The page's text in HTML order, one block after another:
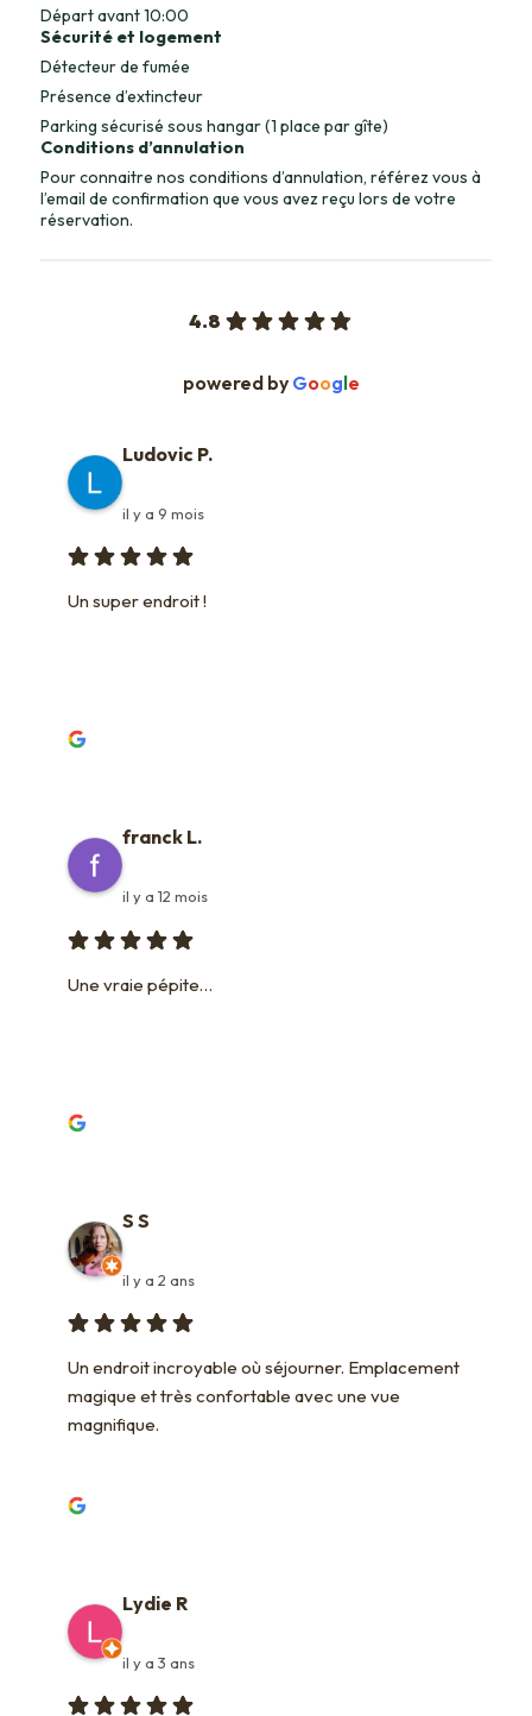
Départ avant 10:00
Sécurité et logement
Détecteur de fumée
Présence d’extincteur
Parking sécurisé sous hangar (1 place par gîte)
Conditions d’annulation
Pour connaitre nos conditions d’annulation, référez vous à
l’email de confirmation que vous avez reçu lors de votre
réservation.
4.8
powered by Google
Ludovic P.
il y a 9 mois
Un super endroit !
franck L.
il y a 12 mois
Une vraie pépite…
S S
il y a 2 ans
Un endroit incroyable où séjourner. Emplacement
magique et très confortable avec une vue
magnifique.
Lydie R
il y a 3 ans